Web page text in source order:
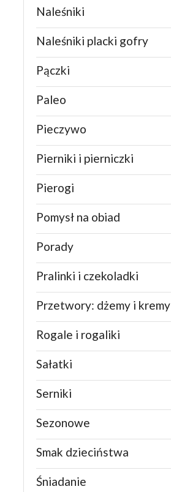
Naleśniki
Naleśniki placki gofry
Pączki
Paleo
Pieczywo
Pierniki i pierniczki
Pierogi
Pomysł na obiad
Porady
Pralinki i czekoladki
Przetwory: dżemy i kremy
Rogale i rogaliki
Sałatki
Serniki
Sezonowe
Smak dzieciństwa
Śniadanie